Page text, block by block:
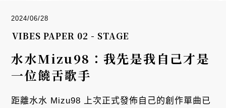
2024/06/28
VIBES PAPER 02 - STAGE
水水Mizu98：我先是我自己才是
一位饒舌歌手
距離水水 Mizu98 上次正式發佈自己的創作單曲已